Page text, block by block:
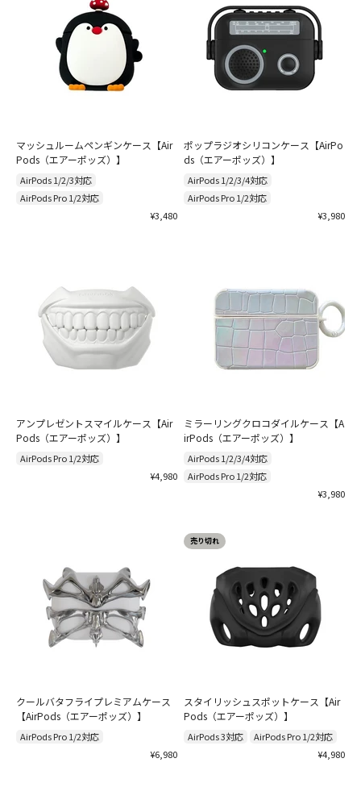
マッシュルームペンギンケース【Air
Pods（エアーポッズ）】
AirPods 1/2/3対応
AirPods Pro 1/2対応
セール価格
¥3,480
ポップラジオシリコンケース【AirPo
ds（エアーポッズ）】
AirPods 1/2/3/4対応
AirPods Pro 1/2対応
セール価格
¥3,980
アンプレゼントスマイルケース【Air
Pods（エアーポッズ）】
AirPods Pro 1/2対応
セール価格
¥4,980
ミラーリングクロコダイルケース【A
irPods（エアーポッズ）】
AirPods 1/2/3/4対応
AirPods Pro 1/2対応
セール価格
¥3,980
クールバタフライプレミアムケース
【AirPods（エアーポッズ）】
AirPods Pro 1/2対応
セール価格
¥6,980
売り切れ
スタイリッシュスポットケース【Air
Pods（エアーポッズ）】
AirPods 3対応
AirPods Pro 1/2対応
セール価格
¥4,980